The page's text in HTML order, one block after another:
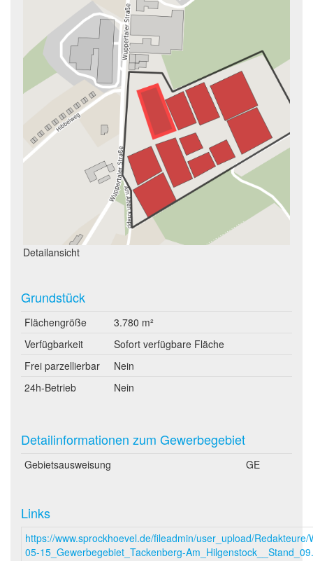
Detailansicht
Grundstück
Flächengröße
3.780 m²
Verfügbarkeit
Sofort verfügbare Fläche
Frei parzellierbar
Nein
24h-Betrieb
Nein
Detailinformationen zum Gewerbegebiet
Gebietsausweisung GE
Links
https://www.sprockhoevel.de/fileadmin/user_upload/
05-15_Gewerbegebiet_Tackenberg-